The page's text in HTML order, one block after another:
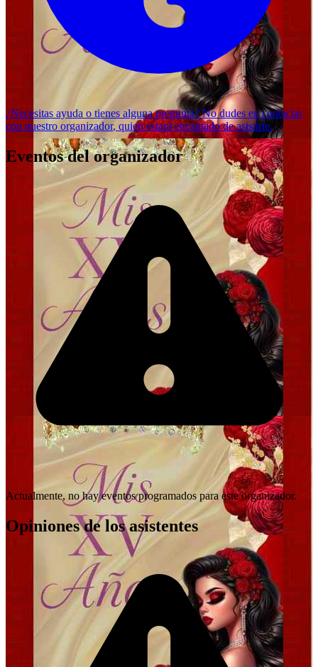
¿Necesitas ayuda o tienes alguna pregunta? No dudes encontactar
con nuestro organizador, quien estará encantado de asistirte.
Eventos del organizador
Actualmente, no hay eventos programados para este organizador.
Opiniones de los asistentes